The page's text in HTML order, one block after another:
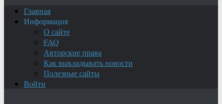
Главная
Информация
О сайте
FAQ
Авторские права
Как выкладывать новости
Полезные сайты
Войти